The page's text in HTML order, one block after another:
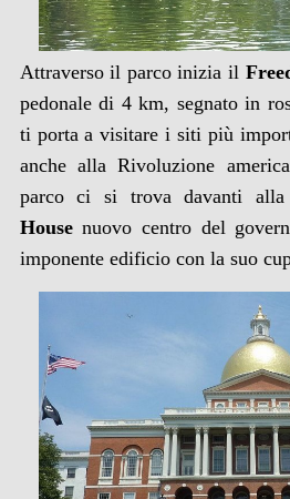
Attraverso il parco inizia il
pedonale di 4 km, segnato in
ti porta a visitare i siti più
anche alla Rivoluzione
parco ci si trova davanti alla
Housenuovo centro del
imponente edificio con la suo